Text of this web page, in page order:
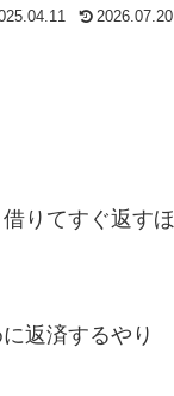
2026.07.20
りてすぐ返すほ
返済するやり